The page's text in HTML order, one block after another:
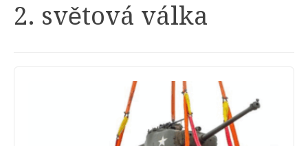
Tag:
2. světová válka